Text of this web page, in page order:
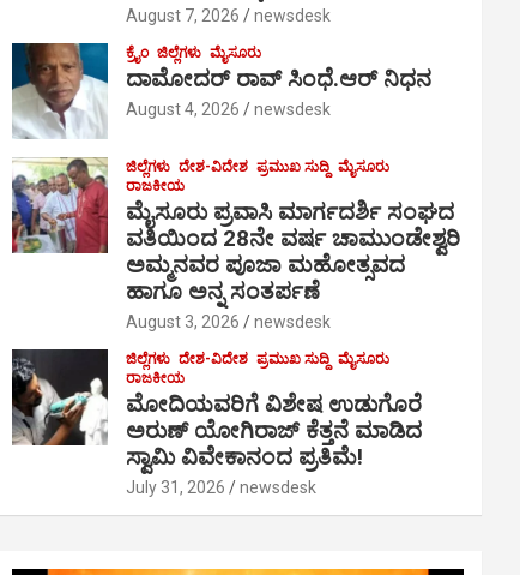
August 7, 2026 newsdesk
ಕ್ರೈಂ ಜಿಲ್ಲೆಗಳು ಮೈಸೂರು
ದಾಮೋದರ್ ರಾವ್ ಸಿಂಧೆ.ಆರ್ ನಿಧನ
August 4, 2026 newsdesk
ಜಿಲ್ಲೆಗಳು ದೇಶ-ವಿದೇಶ ಪ್ರಮುಖ ಸುದ್ದಿ ಮೈಸೂರು
ರಾಜಕೀಯ
ಮೈಸೂರು ಪ್ರವಾಸಿ ಮಾರ್ಗದರ್ಶಿ ಸಂಘದ
ವತಿಯಿಂದ 28ನೇ ವರ್ಷ ಚಾಮುಂಡೇಶ್ವರಿ
ಅಮ್ಮನವರ ಪೂಜಾ ಮಹೋತ್ಸವದ
ಹಾಗೂ ಅನ್ನ ಸಂತರ್ಪಣೆ
August 3, 2026 newsdesk
ಜಿಲ್ಲೆಗಳು ದೇಶ-ವಿದೇಶ ಪ್ರಮುಖ ಸುದ್ದಿ ಮೈಸೂರು
ರಾಜಕೀಯ
ಮೋದಿಯವರಿಗೆ ವಿಶೇಷ ಉಡುಗೊರೆ
ಅರುಣ್ ಯೋಗಿರಾಜ್ ಕೆತ್ತನೆ ಮಾಡಿದ
ಸ್ವಾಮಿ ವಿವೇಕಾನಂದ ಪ್ರತಿಮೆ!
July 31, 2026 newsdesk